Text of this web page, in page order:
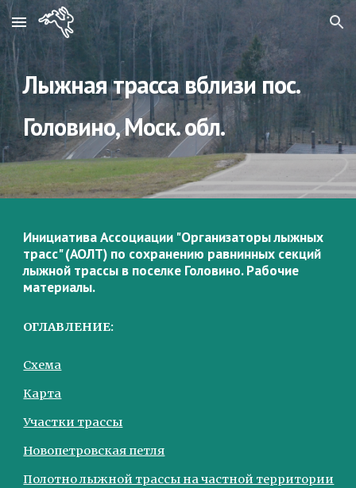
Skip to main content Skip to navigation
Лыжная трасса вблизи пос.
Головино, Моск. обл.
Инициатива Ассоциации "Организаторы лыжных
трасс" (АОЛТ) по сохранению равнинных секций
лыжной трассы в поселке Головино. Рабочие
материалы.
ОГЛАВЛЕНИЕ:
Схема
Карта
Участки трассы
Новопетровская петля
Полотно лыжной трассы на частной территории